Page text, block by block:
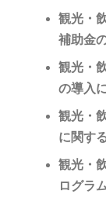
観光・
補助金
観光・
の導入
観光・
に関す
観光・
ログラ